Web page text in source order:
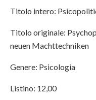
Titolo intero:
Titolo originale:
neuen Machttechniken
Genere: Psicologia
Listino: 12,00